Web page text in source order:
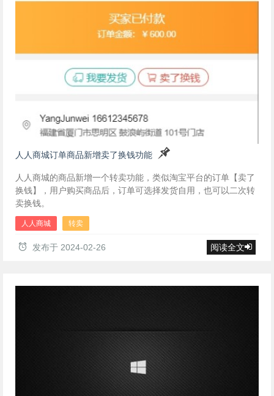
人人商城订单商品新增卖了换钱功能
人人商城的商品新增一个转卖功能，类似淘宝平台的订单【卖了
换钱】，用户购买商品后，订单可选择发货自用，也可以二次转
卖换钱。
人人商城 转卖
发布于 2024-02-26 阅读全文